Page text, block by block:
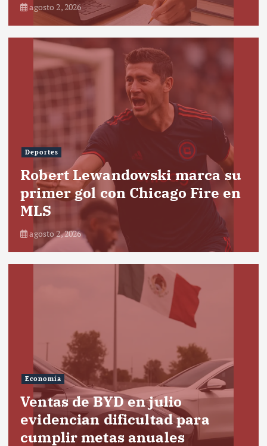
agosto 2, 2026
Deportes
Robert Lewandowski marca su
primer gol con Chicago Fire en
MLS
agosto 2, 2026
Economía
Ventas de BYD en julio
evidencian dificultad para
cumplir metas anuales